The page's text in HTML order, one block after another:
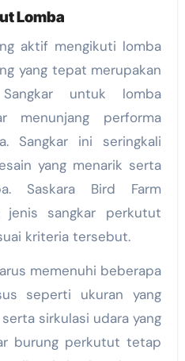
Lomba
aktif mengikuti lomba
yang tepat merupakan
untuk lomba
menunjang performa
Sangkar ini seringkali
yang menarik serta
Saskara Bird Farm
jenis sangkar perkutut
kriteria tersebut.
memenuhi beberapa
seperti ukuran yang
sirkulasi udara yang
burung perkutut tetap